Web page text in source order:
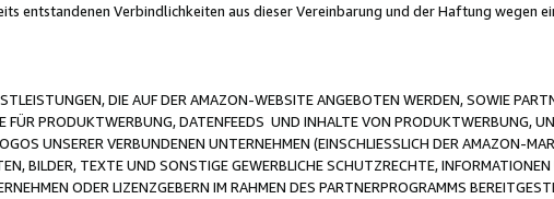
entstandenen Verbindlichkeiten aus dieser Vereinbarung und der Haftung wegen
DIE AUF DER AMAZON-WEBSITE ANGEBOTEN WERDEN, SOWIE
PRODUKTWERBUNG, DATENFEEDS UND INHALTE VON PRODUKTWERBUNG,
UNSERER VERBUNDENEN UNTERNEHMEN (EINSCHLIESSLICH DER AMAZON-
BILDER, TEXTE UND SONSTIGE GEWERBLICHE SCHUTZRECHTE,
ODER LIZENZGEBERN IM RAHMEN DES PARTNERPROGRAMMS